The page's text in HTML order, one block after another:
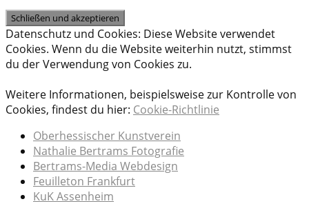
Datenschutz und Cookies: Diese Website verwendet
Cookies. Wenn du die Website weiterhin nutzt, stimmst
du der Verwendung von Cookies zu.
Weitere Informationen, beispielsweise zur Kontrolle von
Cookies, findest du hier: Cookie-Richtlinie
Oberhessischer Kunstverein
Nathalie Bertrams Fotografie
Bertrams-Media Webdesign
Feuilleton Frankfurt
KuK Assenheim